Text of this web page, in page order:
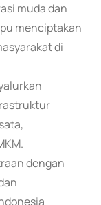
muda dan
menciptakan
di
dengan